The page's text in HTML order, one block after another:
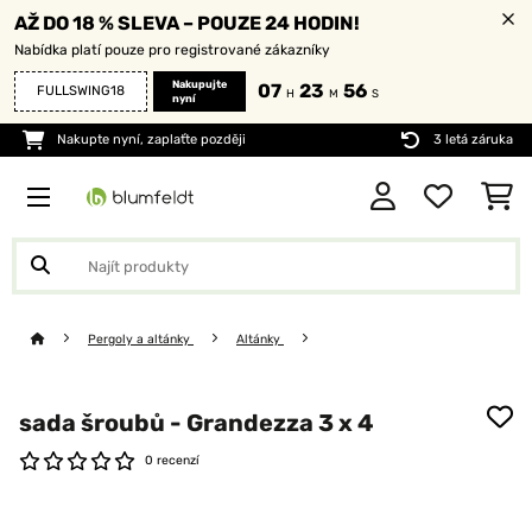
AŽ DO 18 % SLEVA – POUZE 24 HODIN!
Nabídka platí pouze pro registrované zákazníky
FULLSWING18
Nakupujte
nyní
07 H 23 M 55 S
Nakupte nyní, zaplaťte později 3 letá záruka
Pergoly a altánky Altánky
sada šroubů - Grandezza 3 x 4
0 recenzí